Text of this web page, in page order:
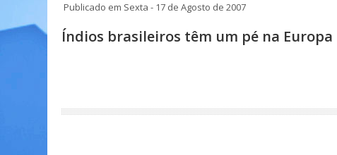
Publicado em Sexta - 17 de Agosto de 2007
Índios brasileiros têm um pé na Europa